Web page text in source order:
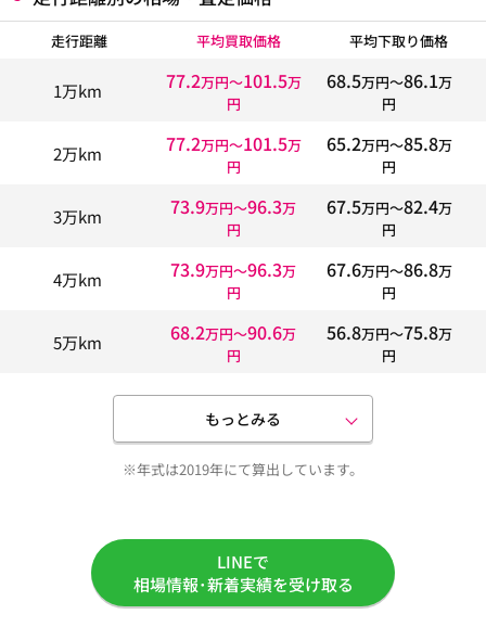
走行距離 平均買取価格 平均下取り価格
1万km 77.2万円〜101.5万
円
68.5万円〜86.1万
円
2万km 77.2万円〜101.5万
円
65.2万円〜85.8万
円
3万km 73.9万円〜96.3万
円
67.5万円〜82.4万
円
4万km 73.9万円〜96.3万
円
67.6万円〜86.8万
円
5万km 68.2万円〜90.6万
円
56.8万円〜75.8万
円
もっとみる
※年式は2019年にて算出しています。
LINEで
相場情報･新着実績を受け取る